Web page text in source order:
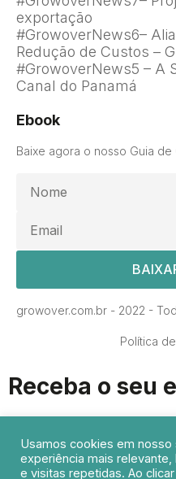
exportação
#GrowoverNews6–
Redução de Custos –
#GrowoverNews5 – A
Canal do Panamá
Ebook
Baixe agora o nosso Guia de
growover.com.br - 2022 -
Política
Usamos cookies em
experiência mais
e visitas repetidas. Ao
Receba o seu
Comércio Exterior.